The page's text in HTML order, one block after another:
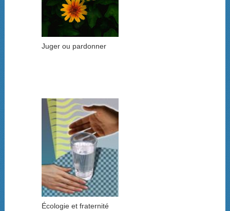
Juger ou pardonner
Écologie et fraternité